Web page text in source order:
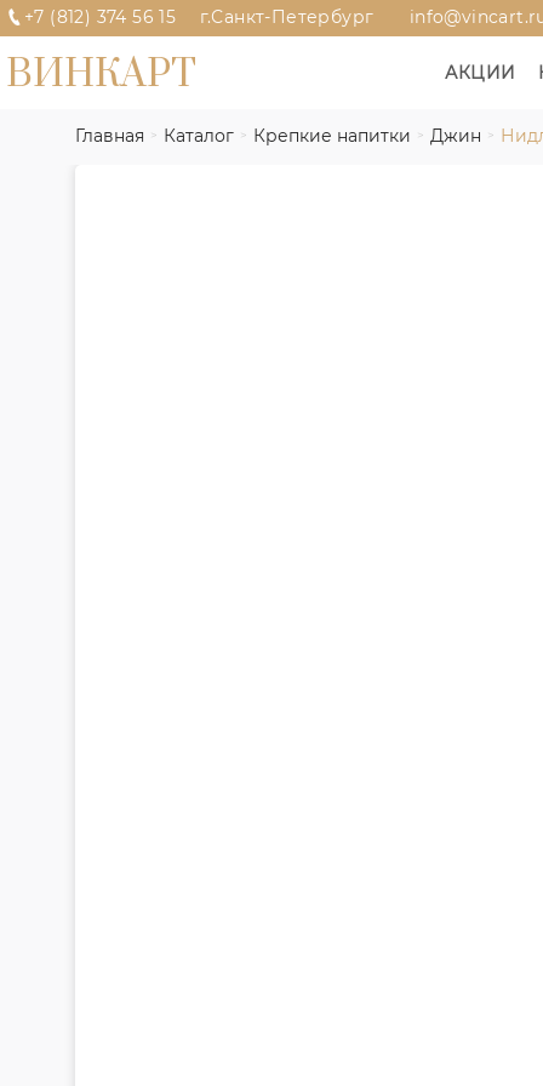
+7 (812) 374 56 15 г.Санкт-Петербург
ВИНКАРТ АКЦИИ
Главная Каталог Крепкие напитки Джин